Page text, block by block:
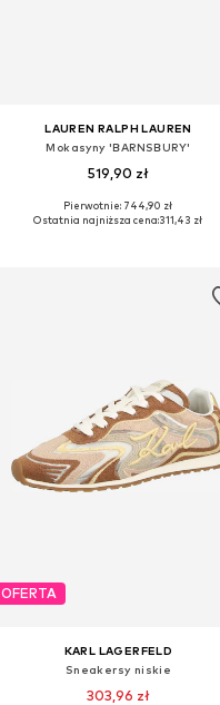
LAUREN RALPH LAUREN
Mokasyny 'BARNSBURY'
519,90 zł
Dostępne w różnych rozmiarach
Pierwotnie: 744,90 zł
Ostatnia najniższa cena:311,43 zł
OFERTA
KARL LAGERFELD
Sneakersy niskie
303,96 zł